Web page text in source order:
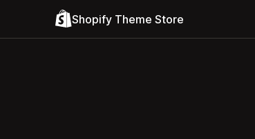
Shopify Theme Store